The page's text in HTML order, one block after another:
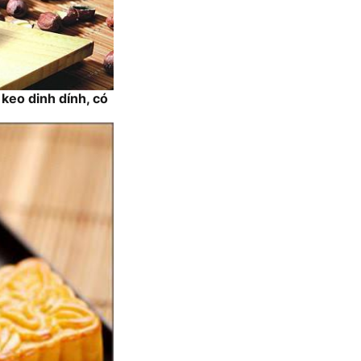
dinh dính, có